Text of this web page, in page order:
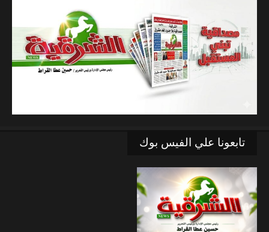
تابعونا علي الفيس بوك